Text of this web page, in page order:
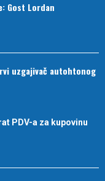
Gost Lordan
uzgajivač autohtonog
PDV-a za kupovinu